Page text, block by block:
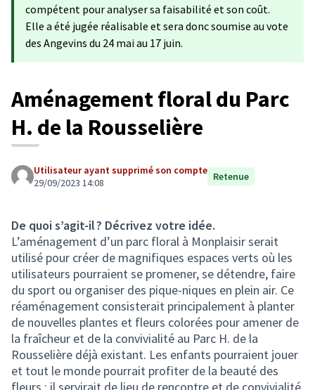
compétent pour analyser sa faisabilité et son coût.
Elle a été jugée réalisable et sera donc soumise au vote
des Angevins du 24 mai au 17 juin.
Aménagement floral du Parc
H. de la Rousselière
Utilisateur ayant supprimé son compte
29/09/2023 14:08
Retenue
De quoi s’agit-il ? Décrivez votre idée.
L’aménagement d’un parc floral à Monplaisir serait
utilisé pour créer de magnifiques espaces verts où les
utilisateurs pourraient se promener, se détendre, faire
du sport ou organiser des pique-niques en plein air. Ce
réaménagement consisterait principalement à planter
de nouvelles plantes et fleurs colorées pour amener de
la fraîcheur et de la convivialité au Parc H. de la
Rousselière déjà existant. Les enfants pourraient jouer
et tout le monde pourrait profiter de la beauté des